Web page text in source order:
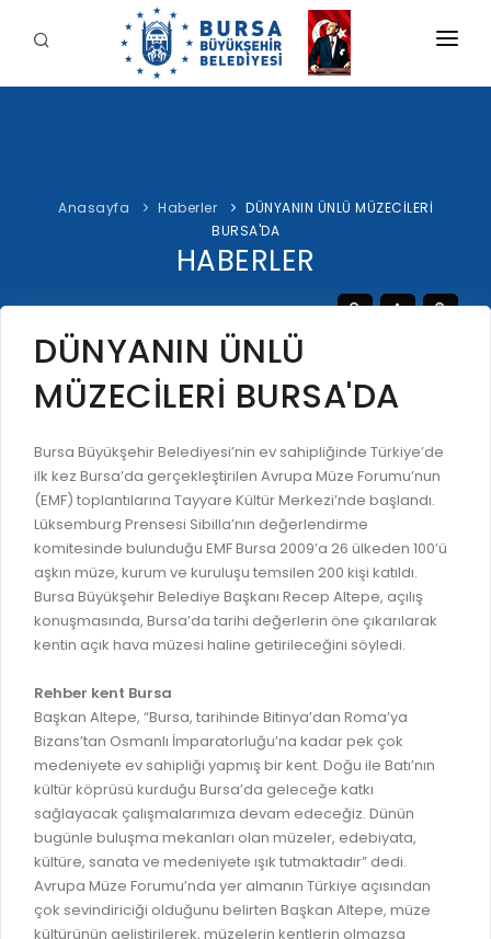
YETKİ VE SORUMLULUKLAR
TARİHÇE
ŞİRKETLER VE KURULUŞLAR
ETİK KOMİSYONU
LOGOLAR AMBLEMLER
BİLGİ EDİNME
MECLİS
MECLİS ÜYELERİ
KOMİSYON ÜYELERİ
MECLİS GÜNDEMİ VE KARAR ÖZETLERİ
YAYIN / PLAN / RAPOR
STRATEJİK PLANLAR
PERFORMANS PROGRAMI
BÜTÇE
FAALİYET RAPORLARI
Özgeçmiş
Görevleri
ÖDEME
E-ÖDEME
BUSKİ E-ÖDEME
İLAN REKLAM E-BEYANNAME
YANGIN SİGORTA E-BEYANNAME
BAŞVURU / KAYIT / SORGU
ORKESTRA KAYIT
SEYAHAT KARTI SORGULAMA
BURSA AKADEMİ
ÜCRETSİZ WİFİ NOKTALARI
İTFAİYE RAPORU
ONLİNE KATI ATIK BAŞVURUSU
İTFAİYE OLAY KAYDI BAŞVURUSU
BADEM KAYIT
İHALE İLANLARI
BURSA'YI KEŞFET
İLETİŞİM
Anasayfa Haberler
DÜNYANIN ÜNLÜ MÜZECİLERİ
BURSA'DA
HABERLER
DÜNYANIN ÜNLÜ
MÜZECİLERİ BURSA'DA
Bursa Büyükşehir Belediyesi’nin ev sahipliğinde Türkiye’de
ilk kez Bursa’da gerçekleştirilen Avrupa Müze Forumu’nun
(EMF) toplantılarına Tayyare Kültür Merkezi’nde başlandı.
Lüksemburg Prensesi Sibilla’nın değerlendirme
komitesinde bulunduğu EMF Bursa 2009’a 26 ülkeden 100’ü
aşkın müze, kurum ve kuruluşu temsilen 200 kişi katıldı.
Bursa Büyükşehir Belediye Başkanı Recep Altepe, açılış
konuşmasında, Bursa’da tarihi değerlerin öne çıkarılarak
kentin açık hava müzesi haline getirileceğini söyledi.
Rehber kent Bursa
Başkan Altepe, “Bursa, tarihinde Bitinya’dan Roma’ya
Bizans’tan Osmanlı İmparatorluğu’na kadar pek çok
medeniyete ev sahipliği yapmış bir kent. Doğu ile Batı’nın
kültür köprüsü kurduğu Bursa’da geleceğe katkı
sağlayacak çalışmalarımıza devam edeceğiz. Dünün
bugünle buluşma mekanları olan müzeler, edebiyata,
kültüre, sanata ve medeniyete ışık tutmaktadır” dedi.
Avrupa Müze Forumu’nda yer almanın Türkiye açısından
çok sevindiriciği olduğunu belirten Başkan Altepe, müze
kültürünün geliştirilerek, müzelerin kentlerin olmazsa